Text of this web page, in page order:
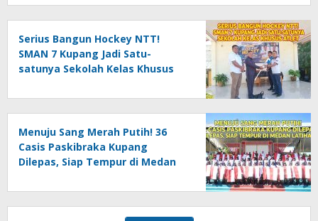
Serius Bangun Hockey NTT!
SMAN 7 Kupang Jadi Satu-
satunya Sekolah Kelas Khusus
Menuju Sang Merah Putih! 36
Casis Paskibraka Kupang
Dilepas, Siap Tempur di Medan